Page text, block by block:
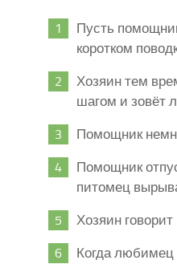
Пусть
коротком
Хозяин тем
шагом и зовёт
Помощник
Помощник
питомец
Хозяин
Когда любимец